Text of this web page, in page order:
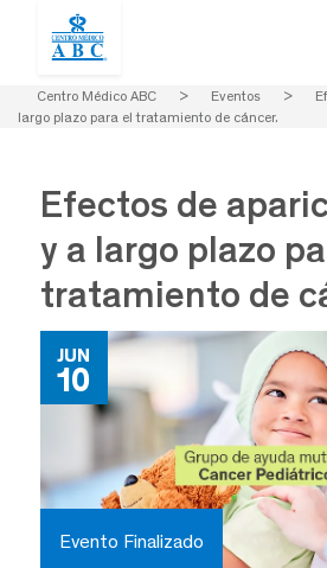
Centro Médico ABC > Eventos >
largo plazo para el tratamiento de cáncer.
Efectos de
y a largo plazo
tratamiento de
JUN
10
Evento Finalizado